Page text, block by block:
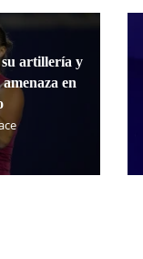
su artillería y
en